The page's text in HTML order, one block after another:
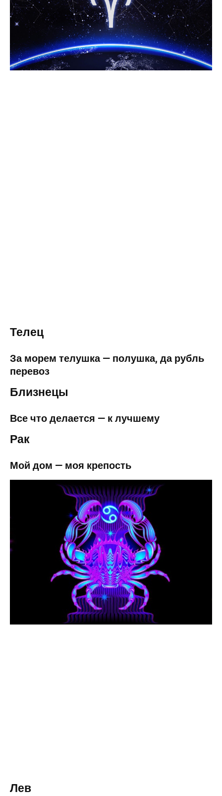
Телец
За морем телушка — полушка, да рубль
перевоз
Близнецы
Все что делается — к лучшему
Рак
Мой дом — моя крепость
Лев